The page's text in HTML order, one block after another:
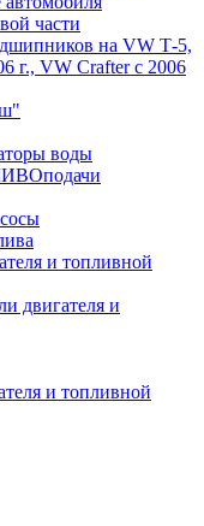
части
на VW Т-5,
г., VW Crafter с 2006
воды
и топливной
двигателя и
и топливной